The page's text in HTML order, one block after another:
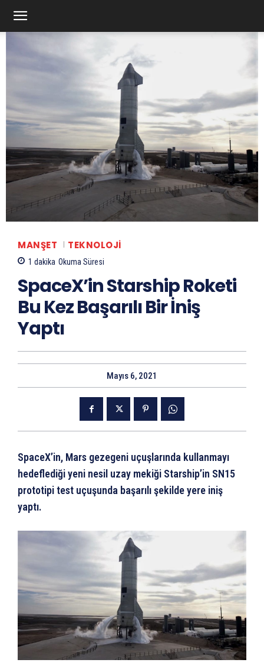
MANŞET TEKNOLOJI
1 dakika Okuma Süresi
SpaceX’in Starship Roketi
Bu Kez Başarılı Bir İniş
Yaptı
Mayıs 6, 2021
SpaceX’in, Mars gezegeni uçuşlarında kullanmayı
hedeflediği yeni nesil uzay mekiği Starship’in SN15
prototipi test uçuşunda başarılı şekilde yere iniş
yaptı.